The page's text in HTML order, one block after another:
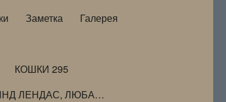
Заметка
Галерея
КОШКИ 295
ЛЕНДАС, ЛЮБА…